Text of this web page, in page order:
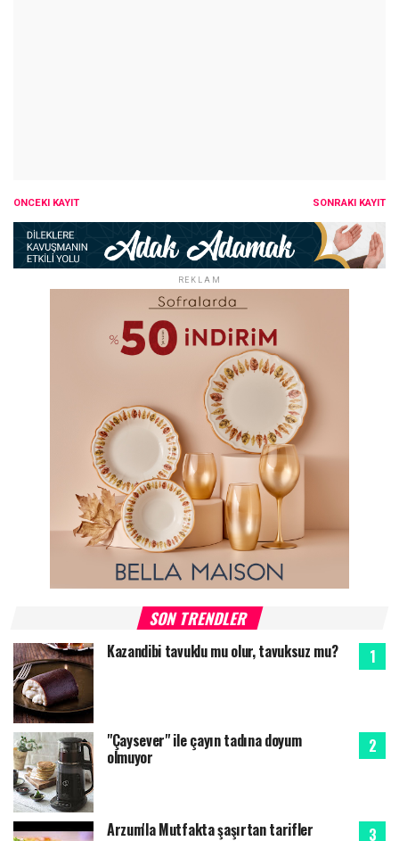
SONRAKI KAYIT
ÖNCEKI KAYIT
REKLAM
SON TRENDLER
Kazandibi tavuklu mu olur, tavuksuz mu?
"Çaysever" ile çayın tadına doyum
olmuyor
Arzum'la Mutfakta şaşırtan tarifler